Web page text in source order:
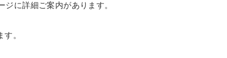
に詳細ご案内があります。
。